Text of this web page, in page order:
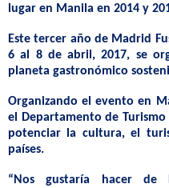
lugar en Manila en 2014 y
Este tercer año de Madrid
6 al 8 de abril, 2017, se
planeta gastronómico
Organizando el evento en
el Departamento de
potenciar la cultura, el
países.
“Nos gustaría hacer